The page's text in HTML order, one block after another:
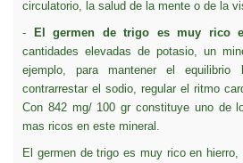
circulatorio, la salud de la mente o de la
-
El germen de trigo es muy rico
cantidades elevadas de potasio, un
ejemplo, para mantener el
contrarrestar el sodio, regular el ritmo
Con 842 mg/ 100 gr constituye uno de
mas ricos en este mineral.
El germen de trigo es muy rico en